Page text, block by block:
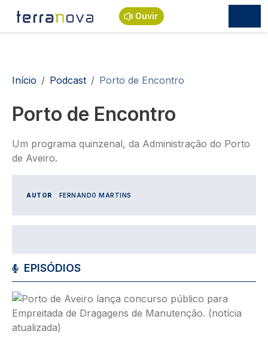
Passar para o conteúdo principal
Ouvir
Navegação estrutural
Início Podcast Porto de Encontro
Porto de Encontro
Um programa quinzenal, da Administração do Porto
de Aveiro.
AUTOR FERNANDO MARTINS
EPISÓDIOS
Imagem